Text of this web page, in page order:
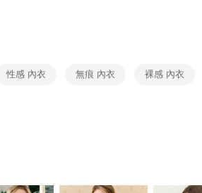
海外宅配
性感 內衣 無痕 內衣 裸感 內衣